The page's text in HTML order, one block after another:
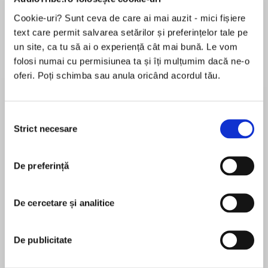
Cookie-uri? Sunt ceva de care ai mai auzit - mici fișiere
text care permit salvarea setărilor și preferințelor tale pe
un site, ca tu să ai o experiență cât mai bună. Le vom
folosi numai cu permisiunea ta și îți mulțumim dacă ne-o
oferi. Poți schimba sau anula oricând acordul tău.
consimțământului
Strict necesare
De preferință
De cercetare și analitice
De publicitate
de...
Dani Francis
la...
Lauren Weisberger
Desprecarte
snaggletoothed Miss Adderson. But when she
finds a mysterious book, Molly discovers an
anyone! Accompanied by Petula the pug, Molly
hypnotizes her way to New York and Broadway
professor, who is determined to use Molly to
MAI MULT